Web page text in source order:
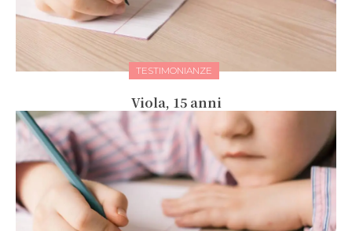
TESTIMONIANZE
Viola, 15 anni